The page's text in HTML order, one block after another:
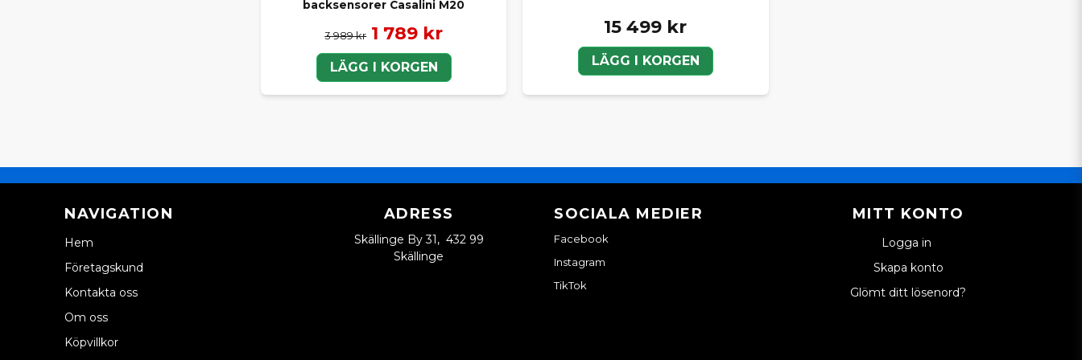
Om du inte hittar den specifika originalprodukten du söker i webbutiken är du alltid varmt välkommen att kontakta oss.
Vi hjälper dig gärna att kontrollera tillgänglighet och beställa hem rätt originaldel till din mopedbil, så att du kan fortsätta
köra tryggt och säkert.
Välj originaldelar från SCP Mopedbilsdelar – för en Casalini i originalskick, varje dag.
backsensorer Casalini M20
3 989 kr 1 789 kr
LÄGG I KORGEN
15 499 kr
LÄGG I KORGEN
NAVIGATION
Hem
Företagskund
Kontakta oss
Om oss
Köpvillkor
ADRESS
Skällinge By 31, 432 99
Skällinge
SOCIALA MEDIER
Facebook
Instagram
TikTok
MITT KONTO
Logga in
Skapa konto
Glömt ditt lösenord?